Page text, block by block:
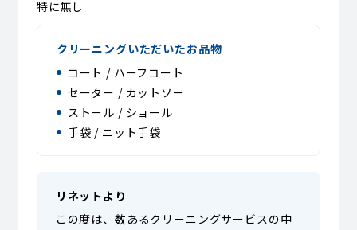
特に無し
クリーニングいただいたお品物
コート / ハーフコート
セーター / カットソー
ストール / ショール
手袋 / ニット手袋
リネットより
この度は、数あるクリーニングサービスの中